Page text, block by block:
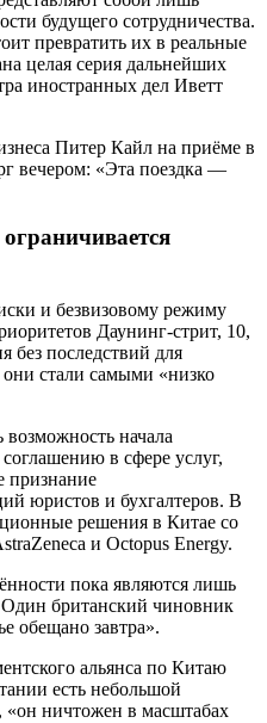
будущего сотрудничества.
превратить их в реальные
целая серия дальнейших
иностранных дел Иветт
Питер Кайл на приёме в
вечером: «Эта поездка —
и безвизовому режиму
Даунинг-стрит, 10,
без последствий для
стали самыми «низко
начала
в сфере услуг,
признание
юристов и бухгалтеров. В
решения в Китае со
и Octopus Energy.
пока являются лишь
Один британский чиновник
обещано завтра».
альянса по Китаю
есть небольшой
«он ничтожен в масштабах